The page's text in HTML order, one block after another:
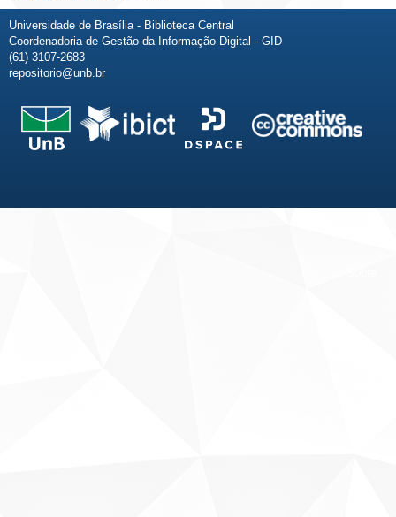
Universidade de Brasília - Biblioteca Central
Coordenadoria de Gestão da Informação Digital - GID
(61) 3107-2683
repositorio@unb.br